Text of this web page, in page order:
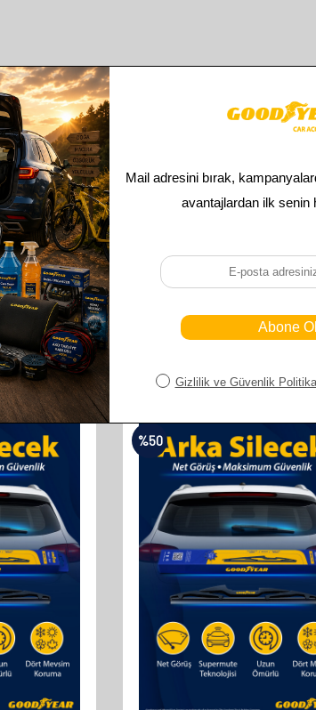
Benzer ürünler
%50